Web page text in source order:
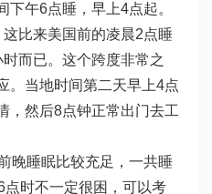
午6点睡，早上4点起。
比来美国前的凌晨2点睡
而已。这个跨度非常之
。当地时间第二天早上4点
，然后8点钟正常出门去工
晚睡眠比较充足，一共睡
时不一定很困，可以考